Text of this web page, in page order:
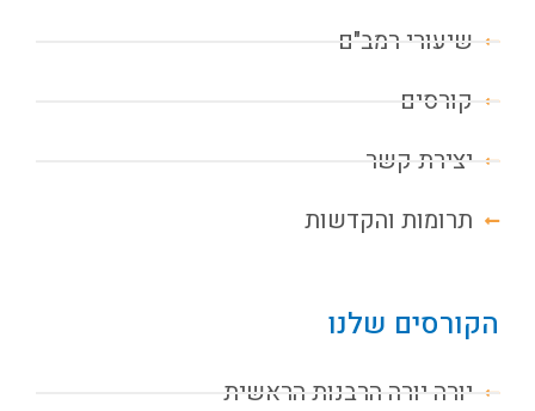
שיעורי רמב"ם
קורסים
יצירת קשר
תרומות והקדשות
הקורסים שלנו
יורה יורה הרבנות הראשית